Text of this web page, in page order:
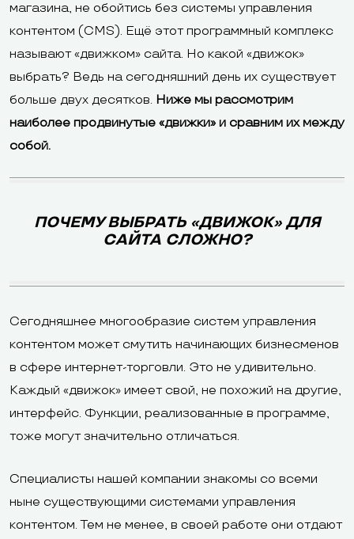
магазина, не обойтись без системы управления
контентом (CMS). Ещё этот программный комплекс
называют «движком» сайта. Но какой «движок»
выбрать? Ведь на сегодняшний день их существует
больше двух десятков. Ниже мы рассмотрим
наиболее продвинутые «движки» и сравним их между
собой.
ПОЧЕМУ ВЫБРАТЬ «ДВИЖОК» ДЛЯ
САЙТА СЛОЖНО?
Сегодняшнее многообразие систем управления
контентом может смутить начинающих бизнесменов
в сфере интернет-торговли. Это не удивительно.
Каждый «движок» имеет свой, не похожий на другие,
интерфейс. Функции, реализованные в программе,
тоже могут значительно отличаться.
Специалисты нашей компании знакомы со всеми
ныне существующими системами управления
контентом. Тем не менее, в своей работе они отдают